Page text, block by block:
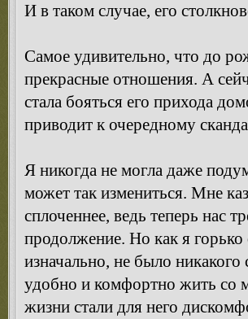
И в таком случае, его
Самое удивительно, что до
прекрасные отношения. А
стала бояться его прихода
приводит к очередному
Я никогда не могла даже
может так измениться. Мне
сплоченнее, ведь теперь нас
продолжение. Но как я
изначально, не было
удобно и комфортно жить со
жизни стали для него